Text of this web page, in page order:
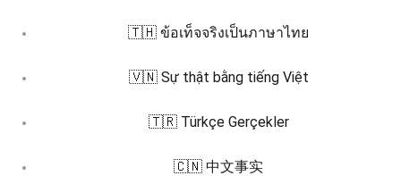
🇹🇭 ข้อเท็จจริงเป็นภาษาไทย
🇻🇳 Sự thật bằng tiếng Việt
🇹🇷 Türkçe Gerçekler
🇨🇳 中文事实